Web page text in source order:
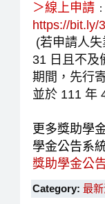
＞線上申請
https://bit.ly/
(若申請人
31 日且不及
期間，先行
並於 111 年
更多獎助學
學金公告系
獎助學金公
Category: 最